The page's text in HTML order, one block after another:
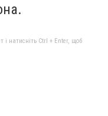
і натисніть Ctrl + Enter, щоб